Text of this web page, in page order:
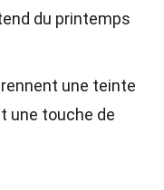
du printemps
une teinte
une touche de